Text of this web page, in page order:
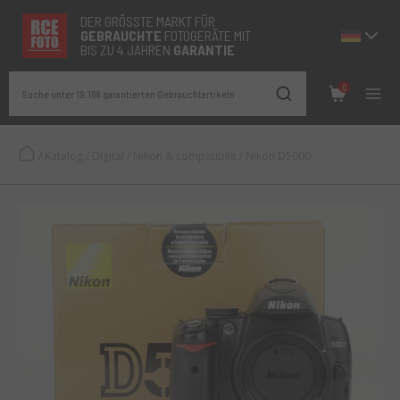
DER GRÖSSTE MARKT FÜR
GEBRAUCHTE FOTOGERÄTE MIT
BIS ZU 4 JAHREN GARANTIE
Suche unter 19.168 garantierten Gebrauchtartikeln
0